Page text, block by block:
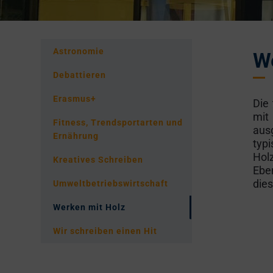
Die
mit
Astronomie
Debattieren
Erasmus+
Fitness, Trendsportarten und
Ernährung
Kreatives Schreiben
Umweltbetriebswirtschaft
Werken mit Holz
Wir schreiben einen Hit